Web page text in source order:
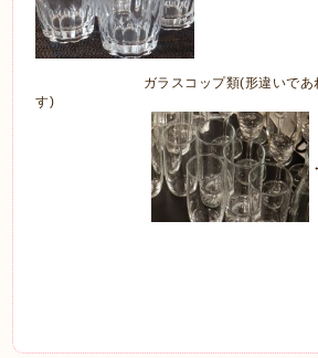
ガラスコップ類(形違いであれば
す)